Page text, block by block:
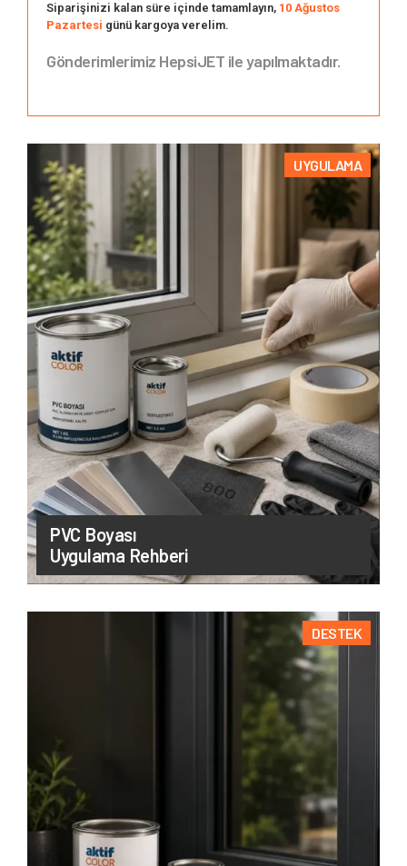
Siparişinizi kalan süre içinde tamamlayın, 10 Ağustos
Pazartesi günü kargoya verelim.
Gönderimlerimiz HepsiJET ile yapılmaktadır.
UYGULAMA
PVC Boyası
Uygulama Rehberi
DESTEK